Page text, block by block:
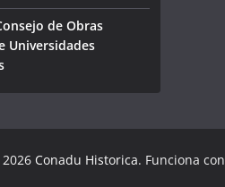
de Obras
Universidades
Conadu Historica. Funciona con